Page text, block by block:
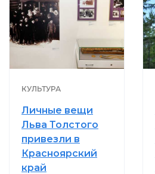
КУЛЬТУРА
Личные вещи
Льва Толстого
привезли в
Красноярский
край